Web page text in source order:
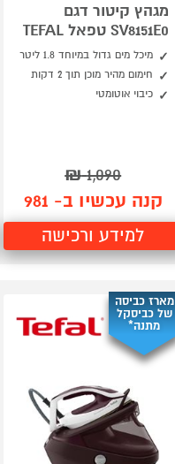
מגהץ קיטור דגם
SV8151E0 טפאל TEFAL
מיכל מים גדול במיוחד 1.8 ליטר
חימום מהיר מוכן תוך 2 דקות
כיבוי אוטומטי
1,090
₪
קנה עכשיו ב- 981
למידע ורכישה
מארז כביסה
של כביסקל
מתנה*